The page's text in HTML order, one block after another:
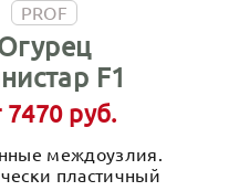
PROF
F1
7470 руб.
междоузлия.
пластичный